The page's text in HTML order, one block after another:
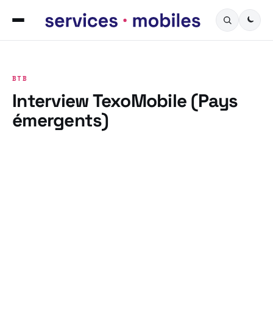
BTB
Interview TexoMobile (Pays
émergents)